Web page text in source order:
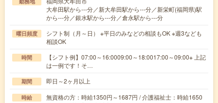
大牟田駅から---分／新大牟田駅から---分／新栄町(福岡県)駅
から---分／銀水駅から---分／倉永駅から---分
曜日頻度
シフト制（月～日） ※平日のみなどの相談もOK ※週3なども
相談OK
時間
【シフト例】07:00～16:0009:00～18:0017:00～09:00※ 上記
は一例です！そ…
期間 即日～2ヶ月以上
時給
無資格の方：時給1350円～1687円 / 介護福祉士：時給1650